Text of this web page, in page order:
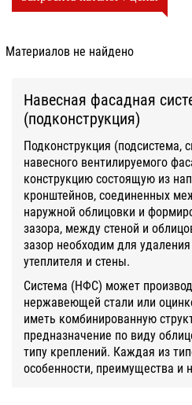
Материалов не найдено
Навесная фасадная
(подконструкция)
Подконструкция (подсистема,
навесного вентилируемого
конструкцию состоящую из
кронштейнов, соединенных
наружной облицовки и
зазора, между стеной и
зазор необходим для
утеплителя и стены.
Система (НФС) может
нержавеющей стали или
иметь комбинированную
предназначение по виду
типу креплений. Каждая из
особенности, преимущества и